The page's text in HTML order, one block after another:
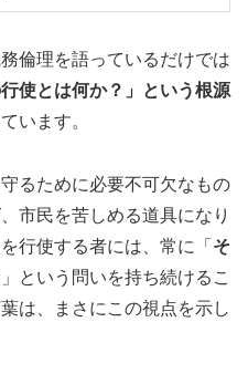
倫理を語っているだけでは
行使とは何か？」という根源
います。
るために必要不可欠なもの
市民を苦しめる道具になり
行使する者には、常に「 そ
」という問いを持ち続けるこ
は、まさにこの視点を示し